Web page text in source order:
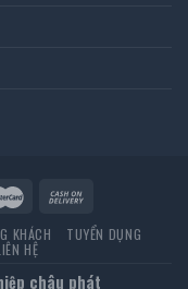
KHÁCH TUYỂN DỤNG
HỆ
châu phát